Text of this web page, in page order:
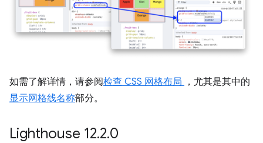
如需了解详情，请参阅检查 CSS 网格布局 ，尤其是其中的
显示网格线名称部分。
Lighthouse 12.2.0